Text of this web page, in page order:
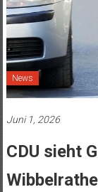
News
Juni 1, 2026
CDU sieht